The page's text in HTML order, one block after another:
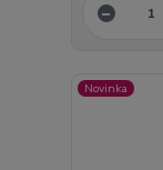
Novinka